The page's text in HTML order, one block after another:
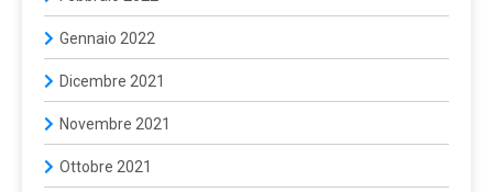
Gennaio 2022
Dicembre 2021
Novembre 2021
Ottobre 2021